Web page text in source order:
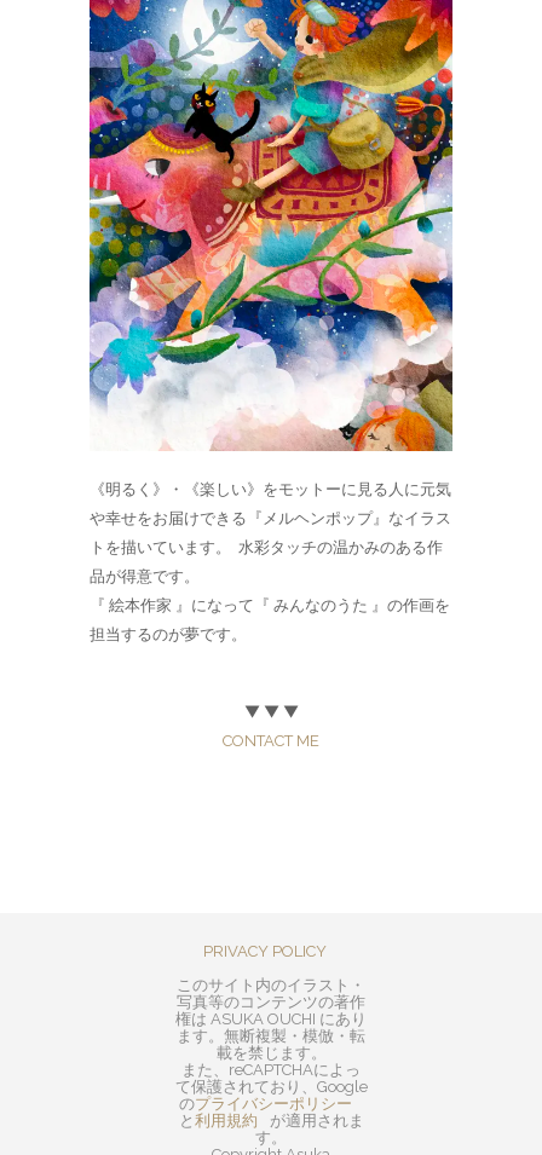
《明るく》・《楽しい》をモットーに見る人に元気
や幸せをお届けできる『メルヘンポップ』なイラス
トを描いています。 水彩タッチの温かみのある作
品が得意です。
『 絵本作家 』になって『 みんなのうた 』の作画を
担当するのが夢です。
▼ ▼ ▼
CONTACT ME
PRIVACY POLICY
このサイト内のイラスト・
写真等のコンテンツの著作
権は ASUKA OUCHI にあり
ます。無断複製・模倣・転
載を禁じます。
また、reCAPTCHAによっ
て保護されており、Google
のプライバシーポリシー
と 利用規約
が適用されま
す。